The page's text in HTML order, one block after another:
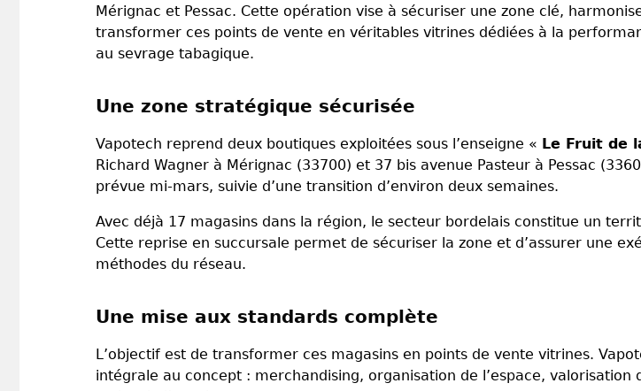
Mérignac et Pessac. Cette opération vise à sécuriser une zone clé,
transformer ces points de vente en véritables vitrines dédiées à la
au sevrage tabagique.
Une zone stratégique sécurisée
Vapotech reprend deux boutiques exploitées sous l’enseigne « Le Fruit de
Richard Wagner à Mérignac (33700) et 37 bis avenue Pasteur à Pessac
prévue mi-mars, suivie d’une transition d’environ deux semaines.
Avec déjà 17 magasins dans la région, le secteur bordelais constitue un
Cette reprise en succursale permet de sécuriser la zone et d’assurer une
méthodes du réseau.
Une mise aux standards complète
L’objectif est de transformer ces magasins en points de vente vitrines.
intégrale au concept : merchandising, organisation de l’espace, valorisation